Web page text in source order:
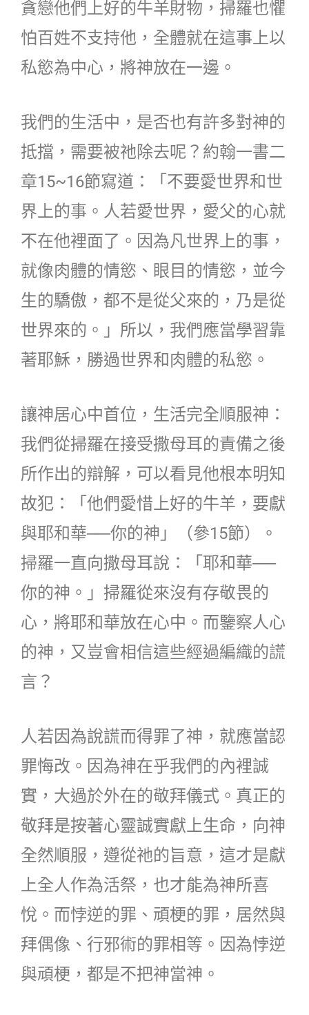
貪戀他們上好的牛羊財物，掃羅也懼
怕百姓不支持他，全體就在這事上以
私慾為中心，將神放在一邊。
我們的生活中，是否也有許多對神的
抵擋，需要被祂除去呢？約翰一書二
章15~16節寫道：「不要愛世界和世
界上的事。人若愛世界，愛父的心就
不在他裡面了。因為凡世界上的事，
就像肉體的情慾、眼目的情慾，並今
生的驕傲，都不是從父來的，乃是從
世界來的。」所以，我們應當學習靠
著耶穌，勝過世界和肉體的私慾。
讓神居心中首位，生活完全順服神：
我們從掃羅在接受撒母耳的責備之後
所作出的辯解，可以看見他根本明知
故犯：「他們愛惜上好的牛羊，要獻
與耶和華──你的神」（參15節）。
掃羅一直向撒母耳說：「耶和華──
你的神。」掃羅從來沒有存敬畏的
心，將耶和華放在心中。而鑒察人心
的神，又豈會相信這些經過編織的謊
言？
人若因為說謊而得罪了神，就應當認
罪悔改。因為神在乎我們的內裡誠
實，大過於外在的敬拜儀式。真正的
敬拜是按著心靈誠實獻上生命，向神
全然順服，遵從祂的旨意，這才是獻
上全人作為活祭，也才能為神所喜
悅。而悖逆的罪、頑梗的罪，居然與
拜偶像、行邪術的罪相等。因為悖逆
與頑梗，都是不把神當神。